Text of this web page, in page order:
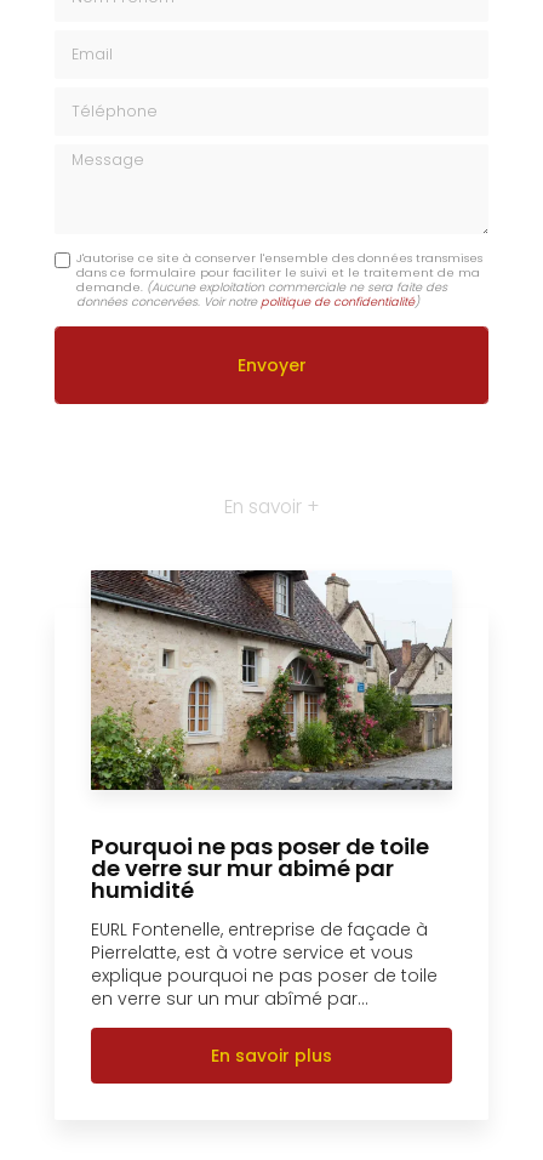
Message
J'autorise ce site à conserver l'ensemble des données transmises
dans ce formulaire pour faciliter le suivi et le traitement de ma
demande. (Aucune exploitation commerciale ne sera faite des
données concervées. Voir notrepolitique de confidentialité)
En savoir +
Pourquoi ne pas poser de toile
de verre sur mur abimé par
humidité
EURL Fontenelle, entreprise de façade à
Pierrelatte, est à votre service et vous
explique pourquoi ne pas poser de toile
en verre sur un mur abîmé par...
En savoir plus